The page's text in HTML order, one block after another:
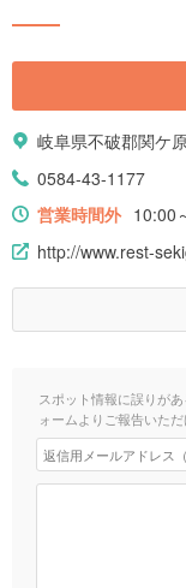
岐阜県不破郡関ケ
0584-43-1177
営業時間外 10:00
http://www.rest-
スポット情報に誤りが
ォームよりご報告いただ